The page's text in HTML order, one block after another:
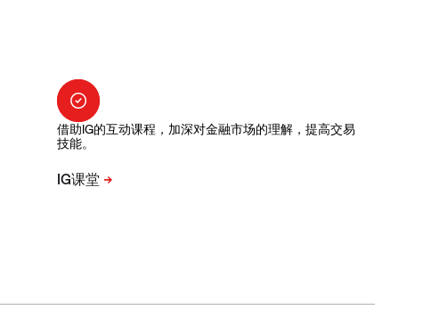
借助IG的互动课程，加深对金融市场的理解，提高交易
技能。